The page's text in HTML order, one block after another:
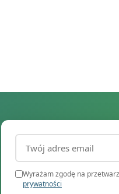
Adres email (wymagany)
Wyrażam zgodę na
prywatności